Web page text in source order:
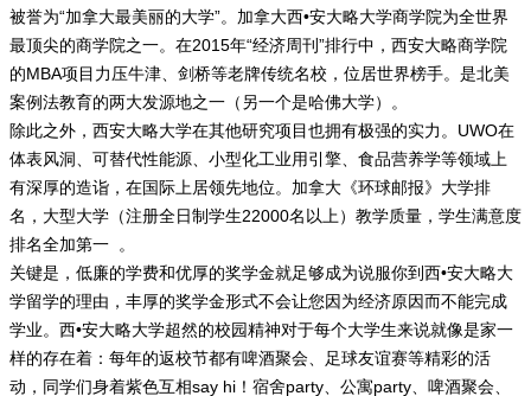
被誉为“加拿大最美丽的大学”。加拿大西•安大略大学商学院为全世界
最顶尖的商学院之一。在2015年“经济周刊”排行中，西安大略商学院
的MBA项目力压牛津、剑桥等老牌传统名校，位居世界榜手。是北美
案例法教育的两大发源地之一（另一个是哈佛大学）。
除此之外，西安大略大学在其他研究项目也拥有极强的实力。UWO在
体表风洞、可替代性能源、小型化工业用引擎、食品营养学等领域上
有深厚的造诣，在国际上居领先地位。加拿大《环球邮报》大学排
名，大型大学（注册全日制学生22000名以上）教学质量，学生满意度
排名全加第一 。
关键是，低廉的学费和优厚的奖学金就足够成为说服你到西•安大略大
学留学的理由，丰厚的奖学金形式不会让您因为经济原因而不能完成
学业。西•安大略大学超然的校园精神对于每个大学生来说就像是家一
样的存在着：每年的返校节都有啤酒聚会、足球友谊赛等精彩的活
动，同学们身着紫色互相say hi！宿舍party、公寓party、啤酒聚会、